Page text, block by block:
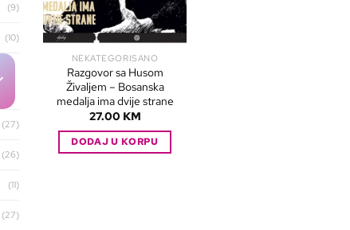
(9)
(10)
(27)
(26)
(11)
(27)
NEKATEGORISANO
Razgovor sa Husom
Živaljem – Bosanska
medalja ima dvije strane
27.00 KM
DODAJ U KORPU